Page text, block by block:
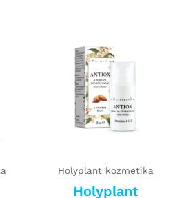
Holyplant kozmetika
Holyplant